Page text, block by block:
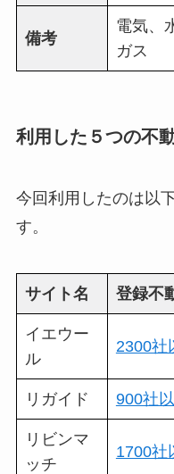
備考
電気、
ガス
利用した５つの不
今回利用したのは以
す。
サイト名 登録不
イエウー
ル
2300社
リガイド 900社
リビンマ
ッチ
1700社